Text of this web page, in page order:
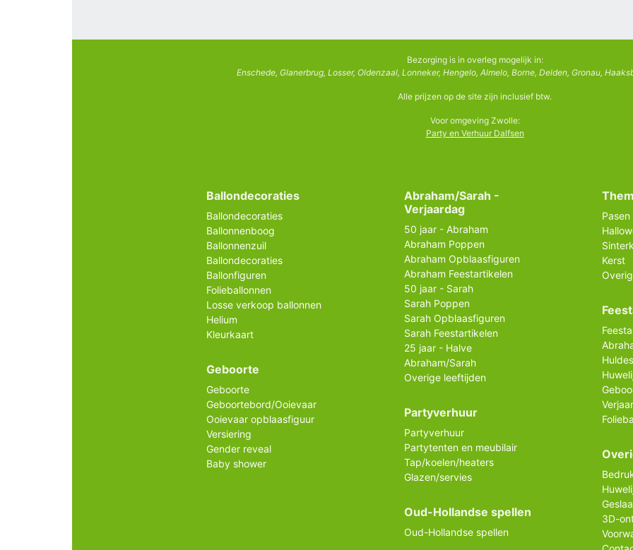
Bezorging is in overleg mogelijk in:
Enschede, Glanerbrug, Losser, Oldenzaal, Lonneker, Hengelo, Almelo, Borne, Delden, Gronau,
Alle prijzen op de site zijn inclusief btw.
Voor omgeving Zwolle:
Party en Verhuur Dalfsen
Ballondecoraties
Ballondecoraties
Ballonnenboog
Ballonnenzuil
Ballondecoraties
Ballonfiguren
Folieballonnen
Losse verkoop ballonnen
Helium
Kleurkaart
Geboorte
Geboorte
Geboortebord/Ooievaar
Ooievaar opblaasfiguur
Versiering
Gender reveal
Baby shower
Abraham/Sarah -
Verjaardag
50 jaar - Abraham
Abraham Poppen
Abraham Opblaasfiguren
Abraham Feestartikelen
50 jaar - Sarah
Sarah Poppen
Sarah Opblaasfiguren
Sarah Feestartikelen
25 jaar - Halve
Abraham/Sarah
Overige leeftijden
Partyverhuur
Partyverhuur
Partytenten en meubilair
Tap/koelen/heaters
Glazen/servies
Oud-Hollandse spellen
Oud-Hollandse spellen
Pasen
Kerst
Overig
3D-